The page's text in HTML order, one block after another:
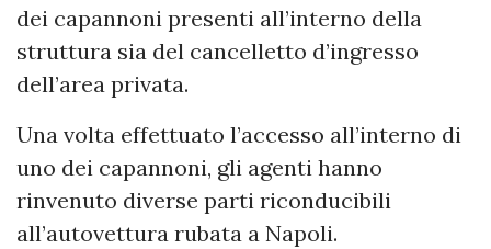
dei capannoni presenti all’interno della
struttura sia del cancelletto d’ingresso
dell’area privata.
Una volta effettuato l’accesso all’interno di
uno dei capannoni, gli agenti hanno
rinvenuto diverse parti riconducibili
all’autovettura rubata a Napoli.